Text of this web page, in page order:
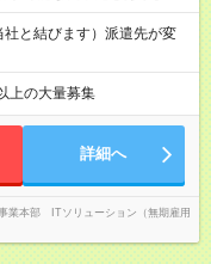
境をつくるべく、 働き方
。
と結びます）派遣先が変
上の大量募集
詳細へ
業本部 ITソリューション（無期雇用